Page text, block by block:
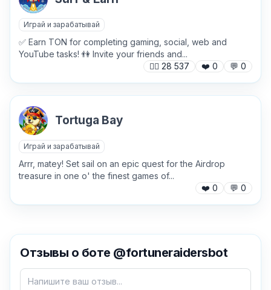
Как добавить бота?
Играй и зарабатывай
✅ Earn TON for completing gaming, social, web and
YouTube tasks! 👫 Invite your friends and...
🙍‍♂️ 28 537 ❤️ 0 💬 0
Tortuga Bay
Играй и зарабатывай
Arrr, matey! Set sail on an epic quest for the Airdrop
treasure in one o' the finest games of...
❤️ 0 💬 0
Отзывы о боте @fortuneraidersbot